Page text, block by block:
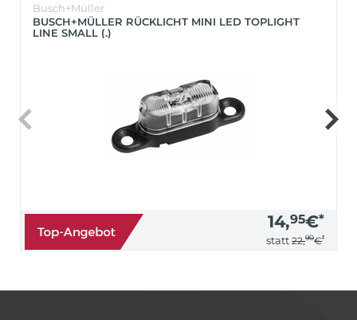
Busch+Müller
BUSCH+MÜLLER RÜCKLICHT MINI LED TOPLIGHT
LINE SMALL (.)
14,95€*
statt 22,90€*